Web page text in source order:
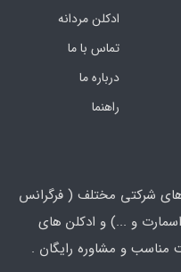
ادکلن مردانه
تماس با ما
درباره ما
راهنما
های شرکتی مختلف ( فرگرانس
اسمارت و ...) و ادکلن های
مناسب و مشاوره رایگان .